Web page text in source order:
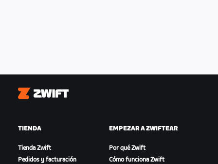
Zwift
TIENDA
Tienda Zwift
Pedidos y facturación
EMPEZAR A ZWIFTEAR
Por qué Zwift
Cómo funciona Zwift